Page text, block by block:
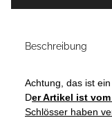
Beschreibung
Achtung, das ist
Der Artikel ist
Schlösser haben